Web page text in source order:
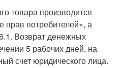
товара производится
прав потребителей», а
Возврат денежных
5 рабочих дней, на
счет юридического лица.